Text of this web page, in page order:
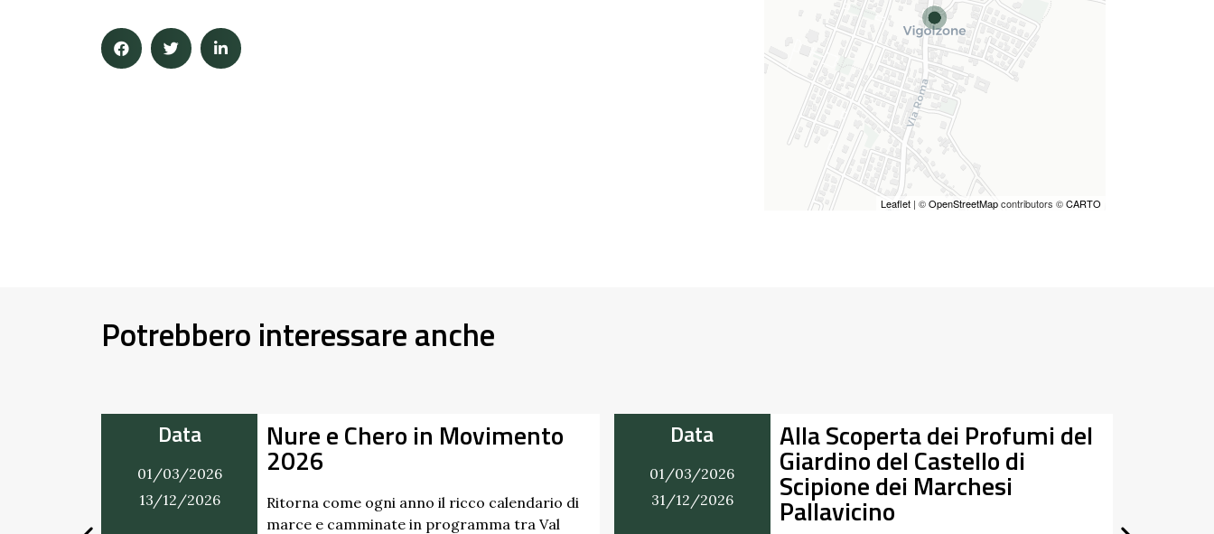
Leaflet | ©OpenStreetMapcontributors ©CARTO
Potrebbero interessare anche
Chero in Movimento
ogni anno il ricco calendario di
in programma tra Val
Data
31/12/2026
Alla Scoperta dei Profumi del
Giardino del Castello di
Scipione dei Marchesi
Pallavicino
Data
07/03/2026
27/09/2026
Tra Taro e Ceno alla
Riscoperta dei Fiumi
paesaggi dell’Appennino: è questo